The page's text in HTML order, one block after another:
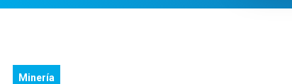
Minería